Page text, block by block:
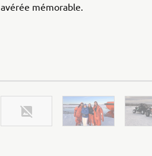
avérée mémorable.